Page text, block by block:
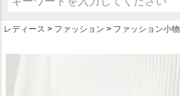
レディース ファッション ファッション小物